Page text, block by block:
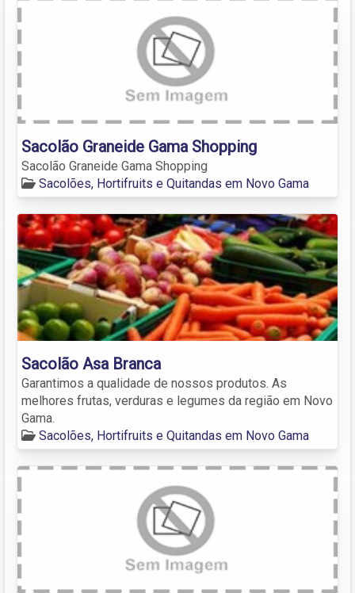
Sacolão Graneide Gama Shopping
Sacolão Graneide Gama Shopping
Sacolões, Hortifruits e Quitandas em Novo Gama
Sacolão Asa Branca
Garantimos a qualidade de nossos produtos. As
melhores frutas, verduras e legumes da região em Novo
Gama.
Sacolões, Hortifruits e Quitandas em Novo Gama